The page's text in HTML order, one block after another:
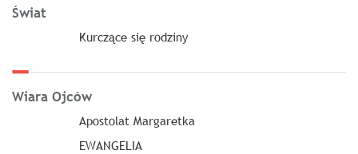
Świat
Kurczące się rodziny
Wiara Ojców
Apostolat Margaretka
EWANGELIA